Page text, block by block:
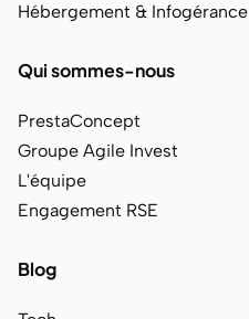
Hébergement & Infogérance
Qui sommes-nous
PrestaConcept
Groupe Agile Invest
L'équipe
Engagement RSE
Blog